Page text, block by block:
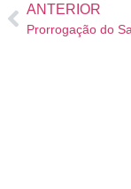
ANTERIOR